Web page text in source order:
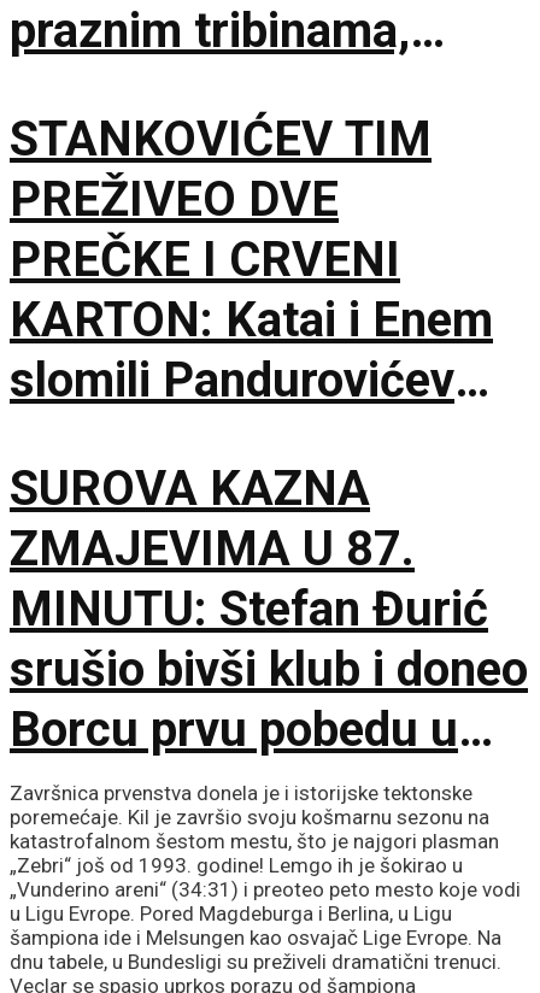
praznim tribinama,
Čika Dači!
STANKOVIĆEV TIM
PREŽIVEO DVE
PREČKE I CRVENI
KARTON: Katai i Enem
slomili Pandurovićev
promašivali u Ljutice
Bogdana!
SUROVA KAZNA
ZMAJEVIMA U 87.
MINUTU: Stefan Đurić
srušio bivši klub i doneo
Borcu prvu pobedu u
sezoni!
Završnica prvenstva donela je i istorijske tektonske
poremećaje. Kil je završio svoju košmarnu sezonu na
katastrofalnom šestom mestu, što je najgori plasman
„Zebri“ još od 1993. godine! Lemgo ih je šokirao u
„Vunderino areni“ (34:31) i preoteo peto mesto koje vodi
u Ligu Evrope. Pored Magdeburga i Berlina, u Ligu
šampiona ide i Melsungen kao osvajač Lige Evrope. Na
dnu tabele, u Bundesligi su preživeli dramatični trenuci.
Veclar se spasio uprkos porazu od šampiona